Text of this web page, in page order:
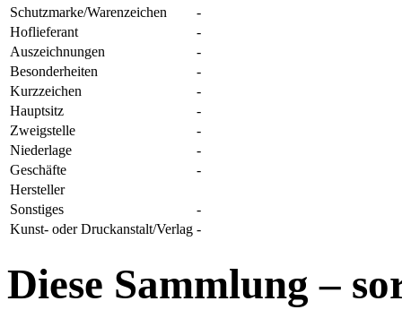
Schutzmarke/Warenzeichen
-
Hoflieferant
-
Auszeichnungen
-
Besonderheiten
-
Kurzzeichen
-
Hauptsitz
-
Zweigstelle
-
Niederlage
-
Geschäfte
-
Hersteller
Sonstiges
-
Kunst- oder Druckanstalt/Verlag -
Diese Sammlung –